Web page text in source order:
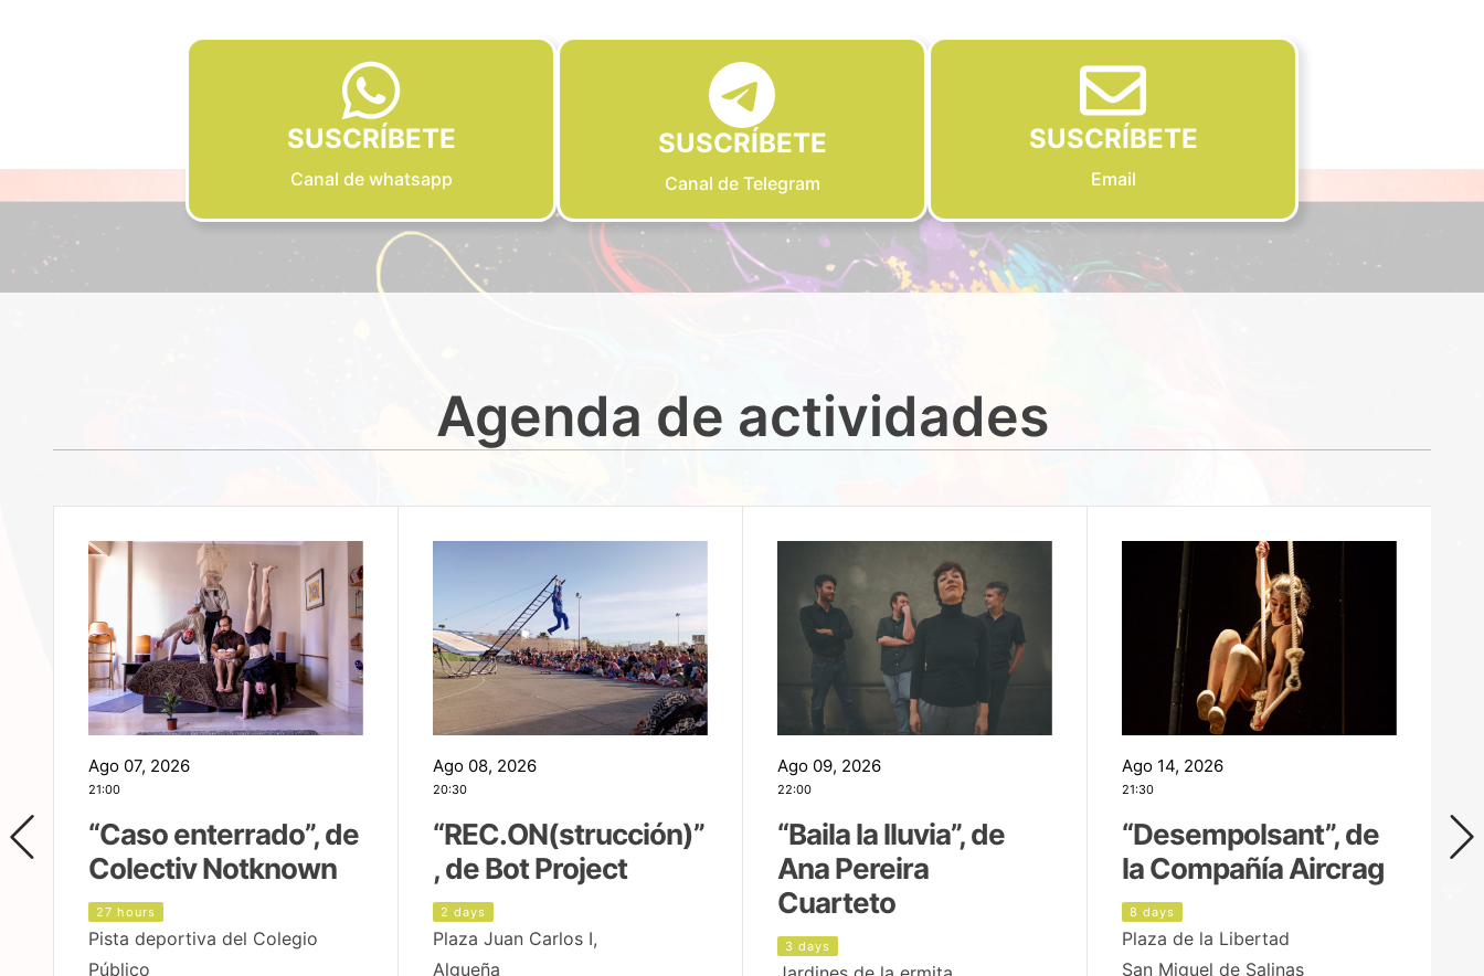
SUSCRÍBETE
Canal de whatsapp
SUSCRÍBETE
Canal de Telegram
SUSCRÍBETE
Email
Agenda de actividades
Ago 07, 2026
21:00
“Caso enterrado”, de
Colectiv Notknown
27 hours
Pista deportiva del Colegio
Público
Ago 08, 2026
20:30
“REC.ON(strucción)”
, de Bot Project
2 days
Plaza Juan Carlos I,
Algueña
Ago 09, 2026
22:00
“Baila la lluvia”, de
Ana Pereira
Cuarteto
3 days
Ago 14, 2026
21:30
“Desempolsant”, de
la Compañía Aircrag
8 days
Plaza de la Libertad
San Miguel de Salinas